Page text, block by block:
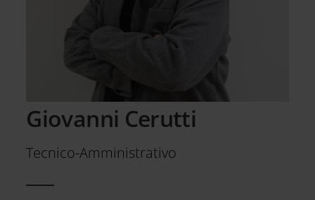
Giovanni Cerutti
Tecnico-Amministrativo